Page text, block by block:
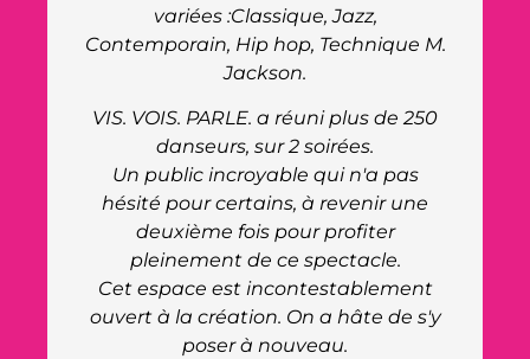
porté. Le personnel du site était très
réceptif et réactif à toutes nos
demandes. Ils ont fait preuve de
Bravo !
La salle a un charme particulier avec
sa scène au niveau zéro, ce qui a de
plus offert une nouvelle expérience à
la troupe du cabaret, une première
pour eux. Leur retour à été très positif,
ils ont pris un réel plaisir à jouer sur
cette scène atypique.